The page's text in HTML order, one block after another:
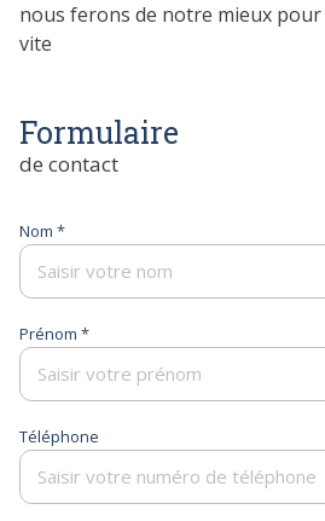
nous ferons de notre mieux
vite
Formulaire
de contact
Nom *
Prénom *
Téléphone